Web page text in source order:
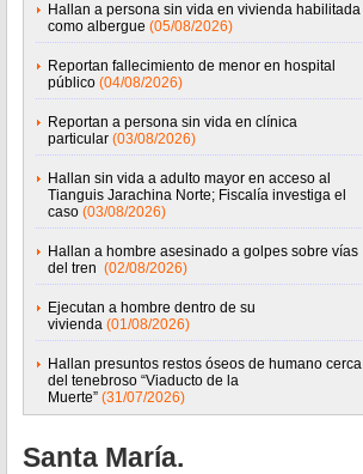
Hallan a persona sin vida en vivienda habilitada
como albergue (05/08/2026)
Reportan fallecimiento de menor en hospital
público (04/08/2026)
Reportan a persona sin vida en clínica
particular (03/08/2026)
Hallan sin vida a adulto mayor en acceso al
Tianguis Jarachina Norte; Fiscalía investiga el
caso (03/08/2026)
Hallan a hombre asesinado a golpes sobre vías
del tren (02/08/2026)
Ejecutan a hombre dentro de su
vivienda (01/08/2026)
Hallan presuntos restos óseos de humano cerca
del tenebroso “Viaducto de la
Muerte” (31/07/2026)
Santa María.